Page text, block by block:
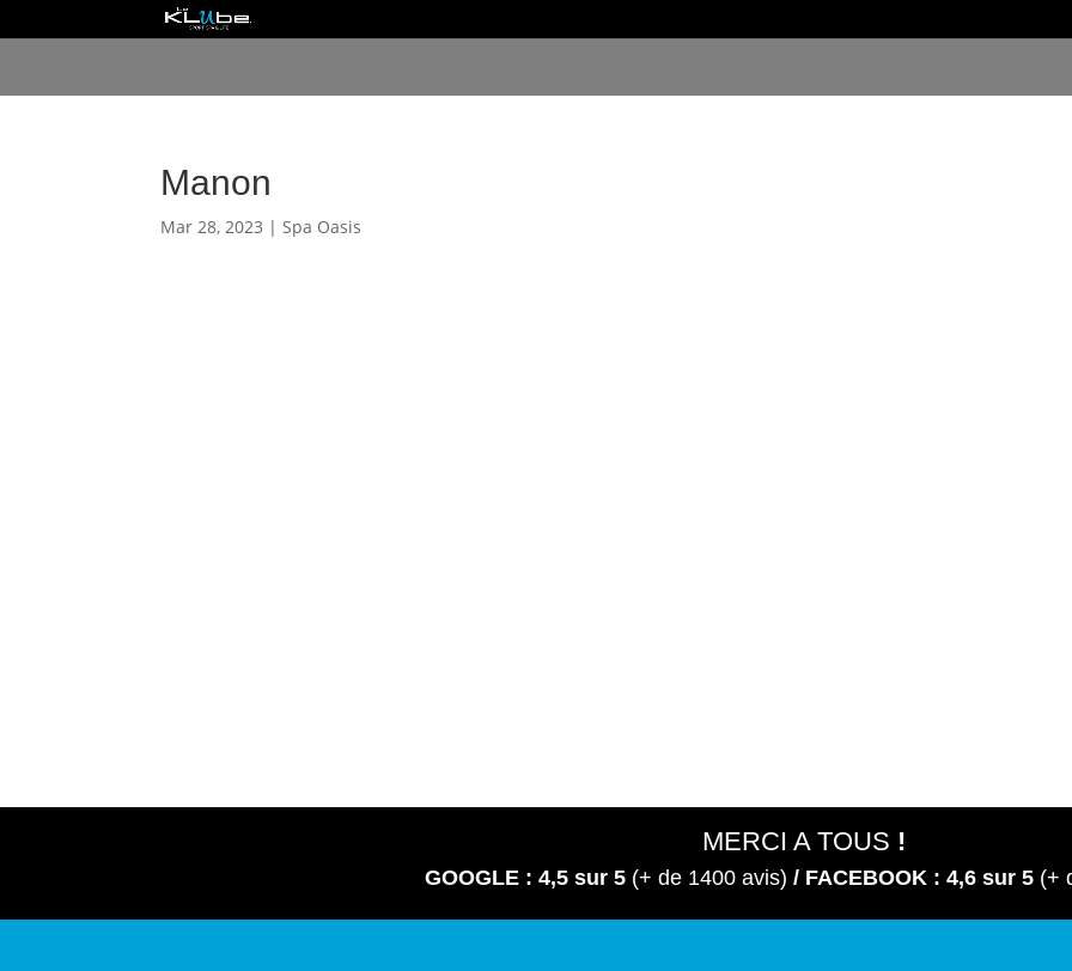
Manon
Mar 28, 2023 |Spa Oasis
MERCI A TOUS !
GOOGLE : 4,5 sur 5 (+ de 1400 avis) / FACEBOOK : 4,6 sur 5 (+